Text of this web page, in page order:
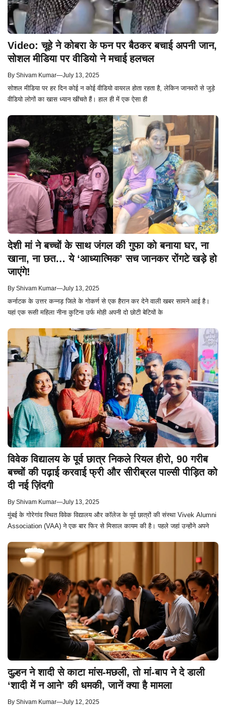
Video: चूहे ने कोबरा के फन पर बैठकर बचाई अपनी जान,
सोशल मीडिया पर वीडियो ने मचाई हलचल
By Shivam Kumar—July 13, 2025
सोशल मीडिया पर हर दिन कोई न कोई वीडियो वायरल होता रहता है, लेकिन जानवरों से जुड़े
वीडियो लोगों का खास ध्यान खींचते हैं। हाल ही में एक ऐसा ही
देशी मां ने बच्चों के साथ जंगल की गुफा को बनाया घर, ना
खाना, ना छत… ये ‘आध्यात्मिक’ सच जानकर रोंगटे खड़े हो
जाएंगे!
By Shivam Kumar—July 13, 2025
कर्नाटक के उत्तर कन्नड़ जिले के गोकर्ण से एक हैरान कर देने वाली खबर सामने आई है।
यहां एक रूसी महिला नीना कुटिना उर्फ मोही अपनी दो छोटी बेटियों के
विवेक विद्यालय के पूर्व छात्र निकले रियल हीरो, 90 गरीब
बच्चों की पढ़ाई करवाई फ्री और सीरीब्रल पाल्सी पीड़ित को
दी नई ज़िंदगी
By Shivam Kumar—July 13, 2025
मुंबई के गोरेगांव स्थित विवेक विद्यालय और कॉलेज के पूर्व छात्रों की संस्था Vivek Alumni
Association (VAA) ने एक बार फिर से मिसाल कायम की है। पहले जहां उन्होंने अपने
दुल्हन ने शादी से काटा मांस-मछली, तो मां-बाप ने दे डाली
‘शादी में न आने’ की धमकी, जानें क्या है मामला
By Shivam Kumar—July 12, 2025